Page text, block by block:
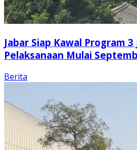
Jabar Siap Kawal Program
Pelaksanaan Mulai
Berita